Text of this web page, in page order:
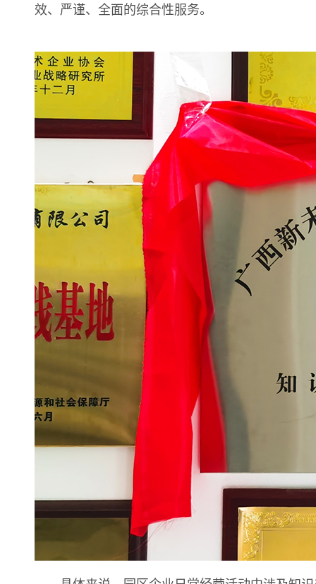
效、严谨、全面的综合性服务。